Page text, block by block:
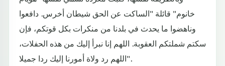
خانوم"‏ قائلة "الساكت عن الحق شيطان أخرس. دافعوا
وناهضوا ما يحدث في بلدنا من منكرات بكل قوتكم، فإن
سكتم شملتكم العقوبة. اللهم إنا نبرأ إليك من هذه الحفلات،
اللهم رد ولاة أمورنا إليك ردا جميلا".